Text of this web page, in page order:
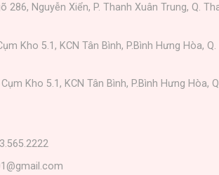
286, Nguyễn Xiển, P. Thanh Xuân Trung, Q.
Kho 5.1, KCN Tân Bình, P.Bình Hưng Hòa, Q.
Cụm Kho 5.1, KCN Tân Bình, P.Bình Hưng Hòa,